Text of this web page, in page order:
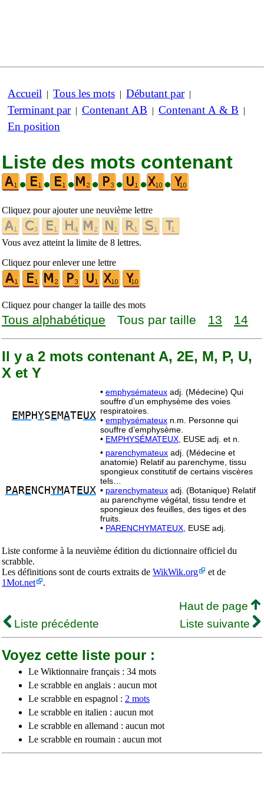
Accueil | Tous les mots | Débutant par|
Terminant par| Contenant AB | Contenant A & B |
En position
Liste des mots contenant
•
• • • • • •
Cliquez pour ajouter une neuvième lettre
Vous avez atteint la limite de 8 lettres.
Cliquez pour enlever une lettre
Cliquez pour changer la taille des mots
Tous alphabétique Tous par taille 13 14
Il y a 2 mots contenant A, 2E, M, P, U,
X et Y
EMP HYS EMATEUX
• emphysémateux adj. (Médecine) Qui
souffre d’un emphysème des voies
respiratoires.
• emphysémateux n.m. Personne qui
souffre d’emphysème.
• EMPHYSÉMATEUX, EUSE adj. et n.
PARE NCHYMATEUX
• parenchymateux adj. (Médecine et
anatomie) Relatif au parenchyme, tissu
spongieux constitutif de certains viscères
tels…
• parenchymateux adj. (Botanique) Relatif
au parenchyme végétal, tissu tendre et
spongieux des feuilles, des tiges et des
fruits.
• PARENCHYMATEUX, EUSE adj.
Liste conforme à la neuvième édition du dictionnaire officiel du
scrabble.
Les définitions sont de courts extraits de WikWik.org
et de
1Mot.net
.
Haut de page
Liste précédente
Liste suivante
Voyez cette liste pour :
Le Wiktionnaire français : 34 mots
Le scrabble en anglais : aucun mot
Le scrabble en espagnol : 2 mots
Le scrabble en italien : aucun mot
Le scrabble en allemand : aucun mot
Le scrabble en roumain : aucun mot